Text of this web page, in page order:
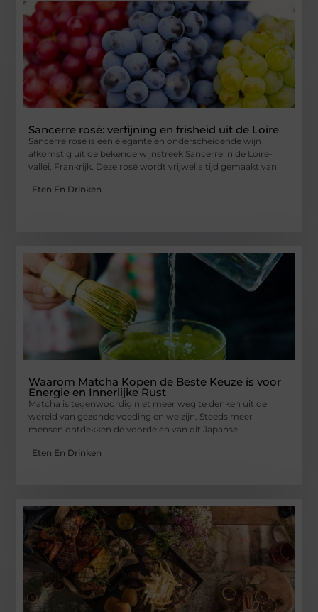
Sancerre rosé: verfijning en frisheid uit de Loire
Sancerre rosé is een elegante en onderscheidende wijn
afkomstig uit de bekende wijnstreek Sancerre in de Loire-
vallei, Frankrijk. Deze rosé wordt vrijwel altijd gemaakt van
Eten En Drinken
Waarom Matcha Kopen de Beste Keuze is voor
Energie en Innerlijke Rust
Matcha is tegenwoordig niet meer weg te denken uit de
wereld van gezonde voeding en welzijn. Steeds meer
mensen ontdekken de voordelen van dit Japanse
Eten En Drinken